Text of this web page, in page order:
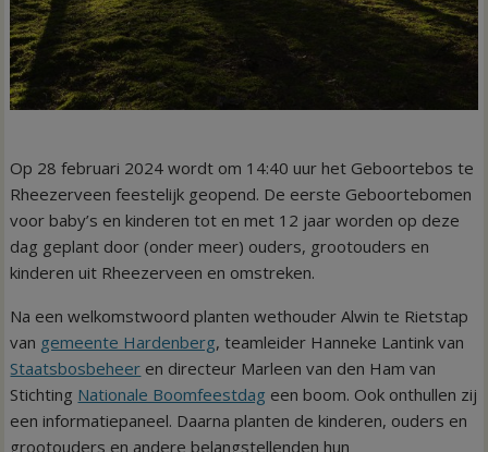
Op 28 februari 2024 wordt om 14:40 uur het Geboortebos te
Rheezerveen feestelijk geopend. De eerste Geboortebomen
voor baby’s en kinderen tot en met 12 jaar worden op deze
dag geplant door (onder meer) ouders, grootouders en
kinderen uit Rheezerveen en omstreken.
Na een welkomstwoord planten wethouder Alwin te Rietstap
van gemeente Hardenberg, teamleider Hanneke Lantink van
Staatsbosbeheer en directeur Marleen van den Ham van
Stichting Nationale Boomfeestdag een boom. Ook onthullen zij
een informatiepaneel. Daarna planten de kinderen, ouders en
grootouders en andere belangstellenden hun